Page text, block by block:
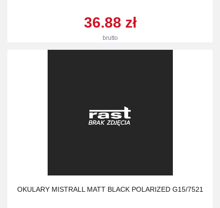
36.88 zł
brutto
OKULARY MISTRALL MATT BLACK POLARIZED G15/7521